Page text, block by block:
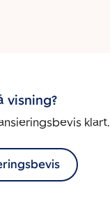
visning?
klart.